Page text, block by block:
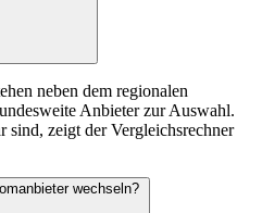
neben dem regionalen
Anbieter zur Auswahl.
sind, zeigt der Vergleichsrechner
wechseln?